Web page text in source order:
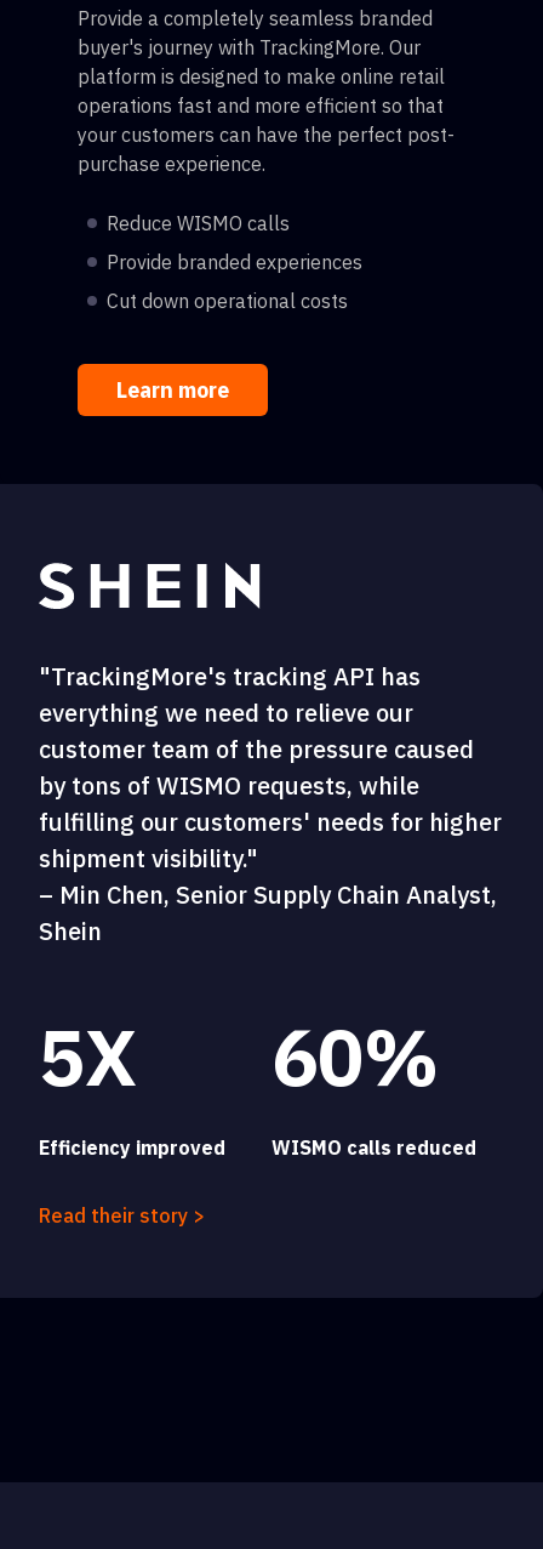
Provide a completely seamless branded
buyer's journey with TrackingMore. Our
platform is designed to make online retail
operations fast and more efficient so that
your customers can have the perfect post-
purchase experience.
Reduce WISMO calls
Provide branded experiences
Cut down operational costs
Learn more
"TrackingMore's tracking API has
everything we need to relieve our
customer team of the pressure caused
by tons of WISMO requests, while
fulfilling our customers' needs for higher
shipment visibility."
– Min Chen, Senior Supply Chain Analyst,
Shein
5X
Efficiency improved
60%
WISMO calls reduced
Read their story >